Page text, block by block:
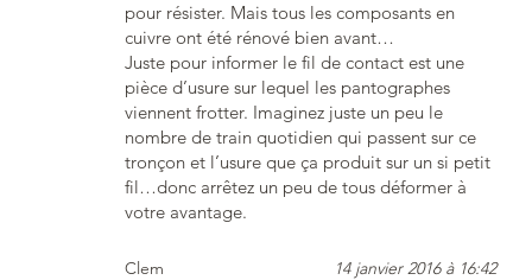
pour résister. Mais tous les composants en
cuivre ont été rénové bien avant…
Juste pour informer le fil de contact est une
pièce d’usure sur lequel les pantographes
viennent frotter. Imaginez juste un peu le
nombre de train quotidien qui passent sur ce
tronçon et l’usure que ça produit sur un si petit
fil…donc arrêtez un peu de tous déformer à
votre avantage.
Clem 14 janvier 2016 à 16:42